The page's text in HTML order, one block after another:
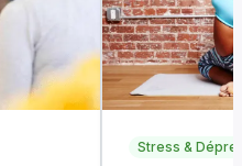
Stress &